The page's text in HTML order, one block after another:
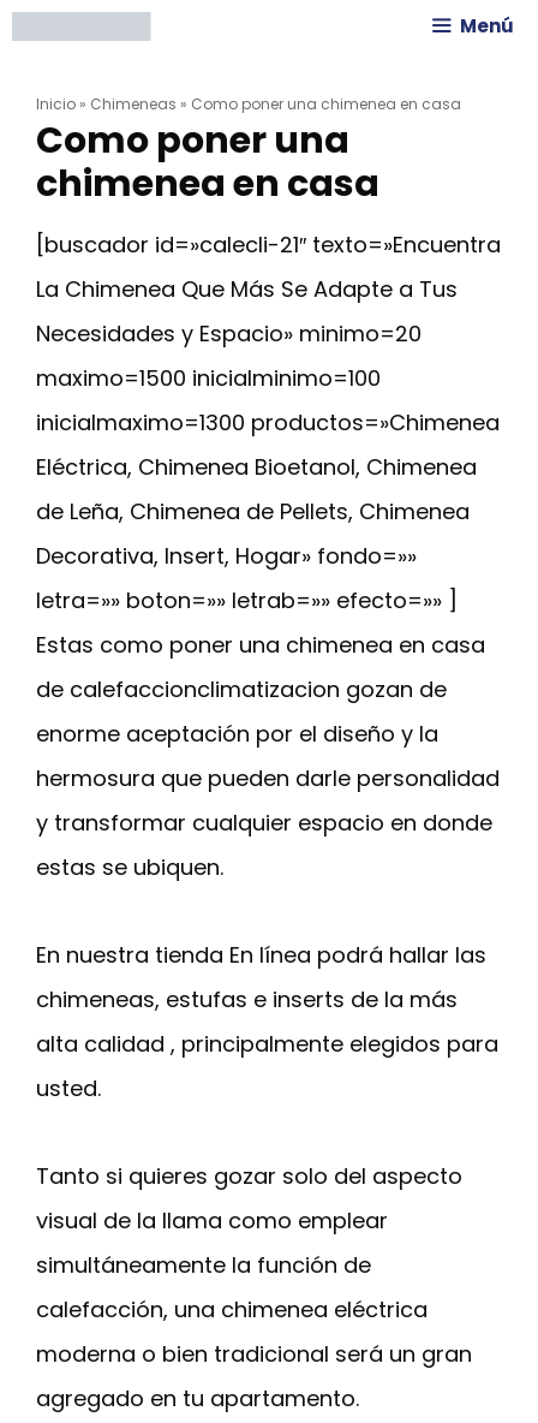
Saltar
contenido
Menú
Inicio » Chimeneas » Como poner una chimenea en casa
Como poner una
chimenea en casa
[buscador id=»calecli-21″ texto=»Encuentra
La Chimenea Que Más Se Adapte a Tus
Necesidades y Espacio» minimo=20
maximo=1500 inicialminimo=100
inicialmaximo=1300 productos=»Chimenea
Eléctrica, Chimenea Bioetanol, Chimenea
de Leña, Chimenea de Pellets, Chimenea
Decorativa, Insert, Hogar» fondo=»»
letra=»» boton=»» letrab=»» efecto=»» ]
Estas como poner una chimenea en casa
de calefaccionclimatizacion gozan de
enorme aceptación por el diseño y la
hermosura que pueden darle personalidad
y transformar cualquier espacio en donde
estas se ubiquen.
En nuestra tienda En línea podrá hallar las
chimeneas, estufas e inserts de la más
alta calidad , principalmente elegidos para
usted.
Tanto si quieres gozar solo del aspecto
visual de la llama como emplear
simultáneamente la función de
calefacción, una chimenea eléctrica
moderna o bien tradicional será un gran
agregado en tu apartamento.